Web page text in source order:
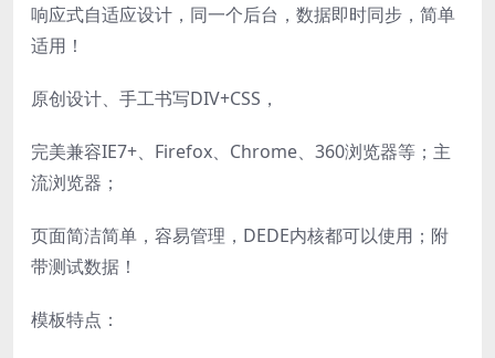
响应式自适应设计，同一个后台，数据即时同步，简单
适用！
原创设计、手工书写DIV+CSS，
完美兼容IE7+、Firefox、Chrome、360浏览器等；主
流浏览器；
页面简洁简单，容易管理，DEDE内核都可以使用；附
带测试数据！
模板特点：